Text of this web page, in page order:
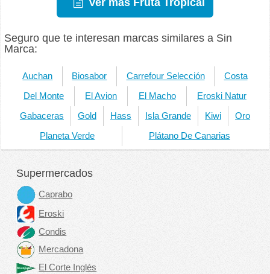
Seguro que te interesan marcas similares a Sin
Marca:
Auchan Biosabor Carrefour Selección Costa
Del Monte El Avion El Macho Eroski Natur
Gabaceras Gold Hass Isla Grande Kiwi Oro
Planeta Verde Plátano De Canarias
Supermercados
Caprabo
Eroski
Condis
Mercadona
El Corte Inglés